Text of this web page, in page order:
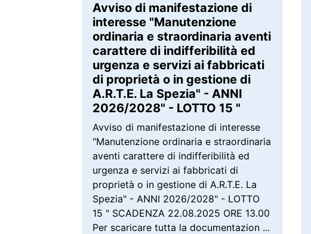
Avviso di manifestazione di
interesse "Manutenzione
ordinaria e straordinaria aventi
carattere di indifferibilità ed
urgenza e servizi ai fabbricati
di proprietà o in gestione di
A.R.T.E. La Spezia" - ANNI
2026/2028" - LOTTO 15 "
Avviso di manifestazione di interesse
"Manutenzione ordinaria e straordinaria
aventi carattere di indifferibilità ed
urgenza e servizi ai fabbricati di
proprietà o in gestione di A.R.T.E. La
Spezia" - ANNI 2026/2028" - LOTTO
15 " SCADENZA 22.08.2025 ORE 13.00
Per scaricare tutta la documentazion ...